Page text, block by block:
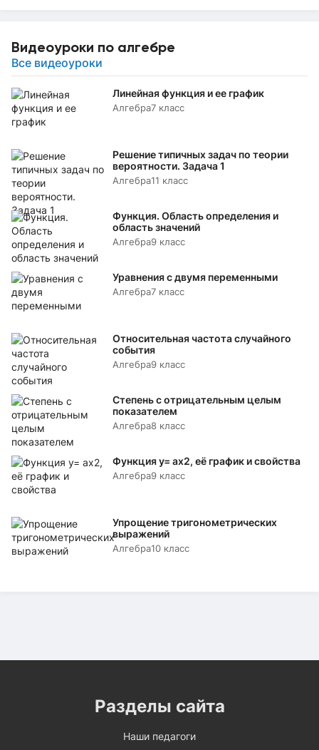
Видеоуроки по алгебре
Все видеоуроки
Линейная функция и ее график
Алгебра7 класс
Решение типичных задач по теории
вероятности. Задача 1
Алгебра11 класс
Функция. Область определения и
область значений
Алгебра9 класс
Уравнения с двумя переменными
Алгебра7 класс
Относительная частота случайного
события
Алгебра9 класс
Степень с отрицательным целым
показателем
Алгебра8 класс
Функция y= аx2, её график и свойства
Алгебра9 класс
Упрощение тригонометрических
выражений
Алгебра10 класс
Разделы сайта
Наши педагоги